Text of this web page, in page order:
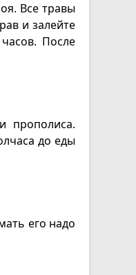
Все травы
и залейте
После
прополиса.
до еды
его надо